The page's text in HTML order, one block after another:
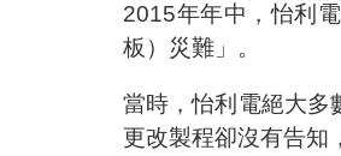
2015年年中，怡利
板）災難」。
當時，怡利電絕大多
更改製程卻沒有告知